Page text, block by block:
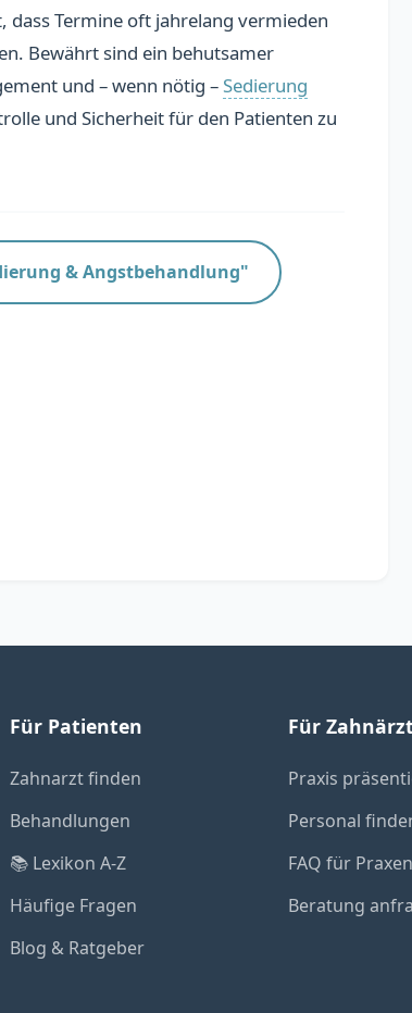
dass Termine oft jahrelang vermieden
Bewährt sind ein behutsamer
und – wenn nötig – Sedierung
und Sicherheit für den Patienten zu
& Angstbehandlung"
Für Patienten
Zahnarzt finden
Behandlungen
📚 Lexikon A-Z
Häufige Fragen
Blog & Ratgeber
Für
Praxis
Personal
FAQ für Praxen
Beratung